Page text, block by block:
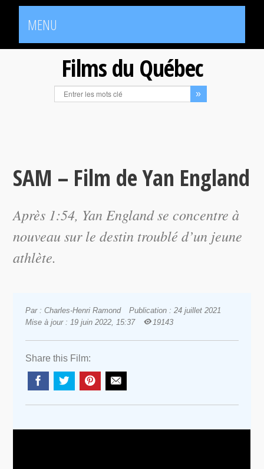
MENU
Films du Québec
SAM – Film de Yan England
Après 1:54, Yan England se concentre à
nouveau sur le destin troublé d’un jeune
athlète.
Par : Charles-Henri Ramond
Publication : 24 juillet 2021
Mise à jour : 19 juin 2022, 15:37
19143
Share this Film: